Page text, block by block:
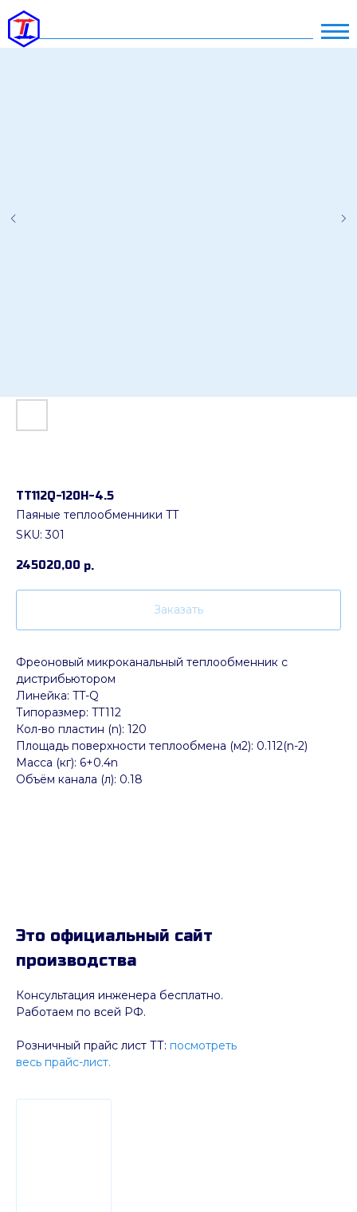
ТТ112Q-120Н-4.5
Паяные теплообменники TT
SKU:301
245020,00 р.
Заказать
Фреоновый микроканальный теплообменник с
дистрибьютором
Линейка: TT-Q
Типоразмер: TT112
Кол-во пластин (n): 120
Площадь поверхности теплообмена (м2): 0.112(n-2)
Масса (кг): 6+0.4n
Объём канала (л): 0.18
Консультация инженера бесплатно.
Работаем по всей РФ.
Розничный прайс лист ТТ: посмотреть
весь прайс-лист.
Это официальный сайт
производства